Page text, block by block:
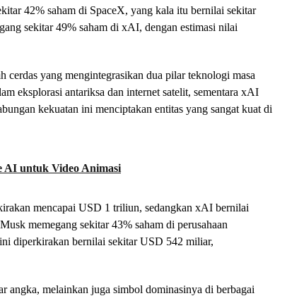
42% saham di SpaceX, yang kala itu bernilai sekitar
sekitar 49% saham di xAI, dengan estimasi nilai
cerdas yang mengintegrasikan dua pilar teknologi masa
eksplorasi antariksa dan internet satelit, sementara xAI
kekuatan ini menciptakan entitas yang sangat kuat di
AI untuk Video Animasi
mencapai USD 1 triliun, sedangkan xAI bernilai
memegang sekitar 43% saham di perusahaan
diperkirakan bernilai sekitar USD 542 miliar,
angka, melainkan juga simbol dominasinya di berbagai